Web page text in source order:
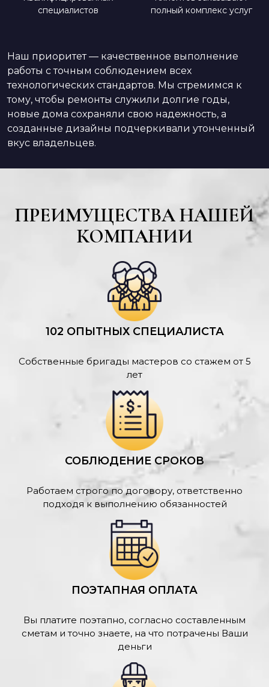
специалистов
полный комплекс услуг
Наш приоритет — качественное выполнение
работы с точным соблюдением всех
технологических стандартов. Мы стремимся к
тому, чтобы ремонты служили долгие годы,
новые дома сохраняли свою надежность, а
созданные дизайны подчеркивали утонченный
вкус владельцев.
ПРЕИМУЩЕСТВА НАШЕЙ
КОМПАНИИ
102 ОПЫТНЫХ СПЕЦИАЛИСТА
Собственные бригады мастеров со стажем от 5
лет
СОБЛЮДЕНИЕ СРОКОВ
Работаем строго по договору, ответственно
подходя к выполнению обязанностей
ПОЭТАПНАЯ ОПЛАТА
Вы платите поэтапно, согласно составленным
сметам и точно знаете, на что потрачены Ваши
деньги